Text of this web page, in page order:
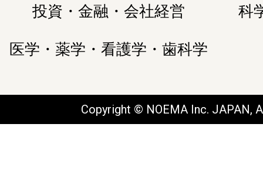
投資・金融・会社経営 科
医学・薬学・看護学・歯科学
Copyright © NOEMA Inc. JAPAN,